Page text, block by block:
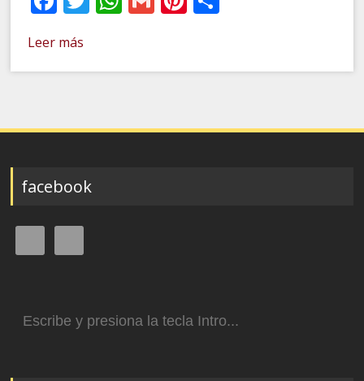
Leer más
facebook